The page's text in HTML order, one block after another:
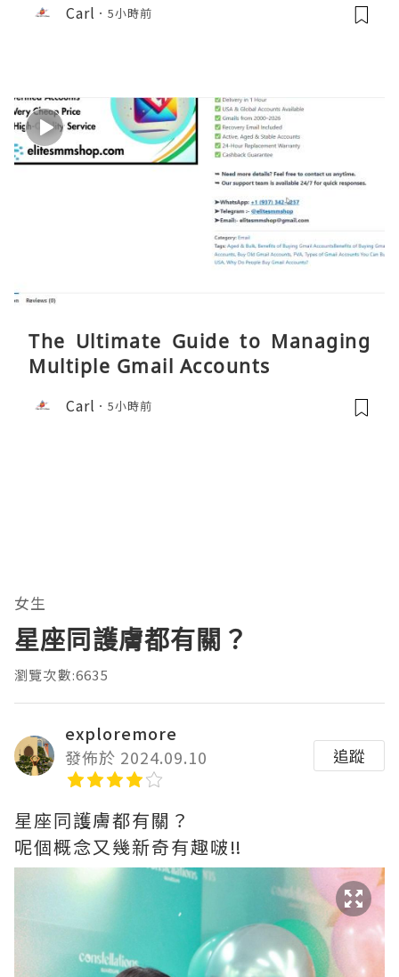
Carl 5小時前
The Ultimate Guide to Managing
Multiple Gmail Accounts
Carl 5小時前
女生
星座同護膚都有關？
瀏覽次數:6635
exploremore
發佈於 2024.09.10
追蹤
星座同護膚都有關？
呢個概念又幾新奇有趣啵‼️